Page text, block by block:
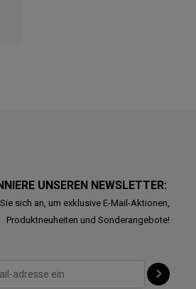
UNSEREN NEWSLETTER:
sich an, um exklusive E-Mail-Aktionen,
Produktneuheiten und Sonderangebote!